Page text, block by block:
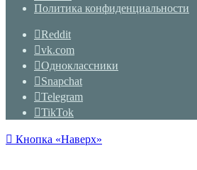
Политика конфиденциальности
Reddit
vk.com
Одноклассники
Snapchat
Telegram
TikTok
Кнопка «Наверх»